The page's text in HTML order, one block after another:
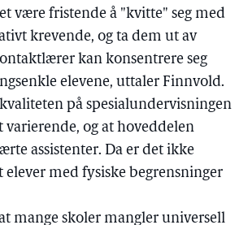
være fristende å "kvitte" seg med
krevende, og ta dem ut av
kan konsentrere seg
elevene, uttaler Finnvold.
på spesialundervisningen
varierende, og at hoveddelen
assistenter. Da er det ikke
elever med fysiske begrensninger
mange skoler mangler universell